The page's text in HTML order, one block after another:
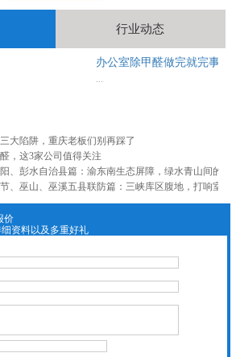
行业动态
办公室除甲醛做完就完事？
...
大陷阱，重庆老板们别再踩了
，这3家公司值得关注
、彭水自治县篇：渝东南生态屏障，绿水青山间的
价
资料以及多重好礼